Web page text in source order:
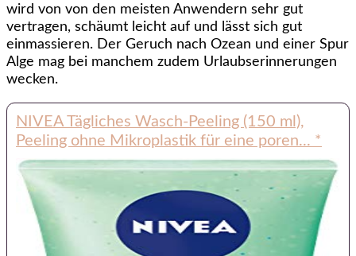
wird von von den meisten Anwendern sehr gut
vertragen, schäumt leicht auf und lässt sich gut
einmassieren. Der Geruch nach Ozean und einer Spur
Alge mag bei manchem zudem Urlaubserinnerungen
wecken.
NIVEA Tägliches Wasch-Peeling (150 ml),
Peeling ohne Mikroplastik für eine poren... *